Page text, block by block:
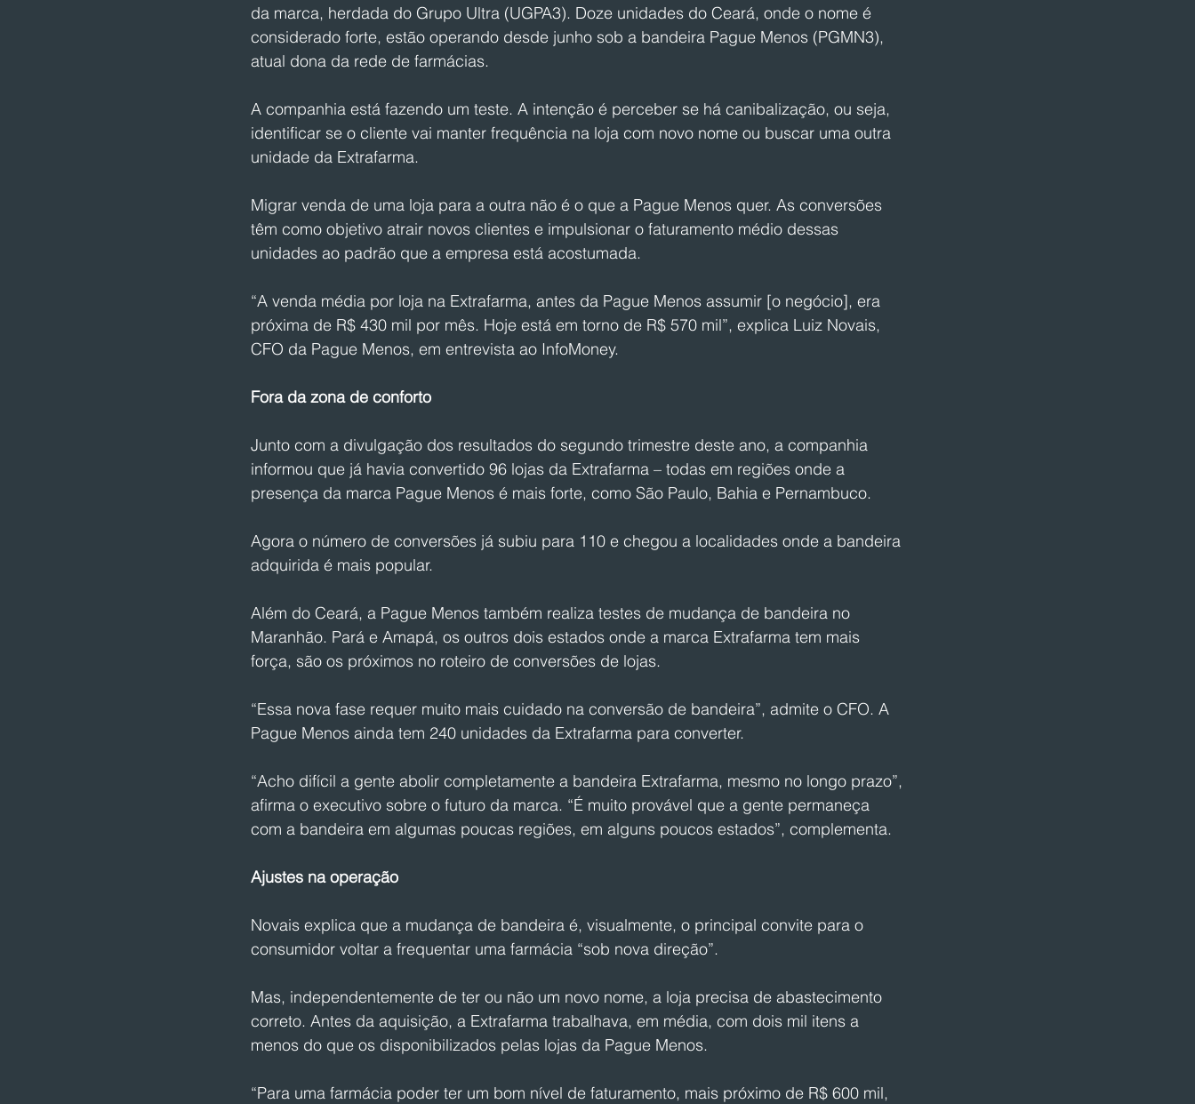
da marca, herdada do Grupo Ultra (UGPA3). Doze unidades do Ceará, onde o nome é
considerado forte, estão operando desde junho sob a bandeira Pague Menos (PGMN3),
atual dona da rede de farmácias.
A companhia está fazendo um teste. A intenção é perceber se há canibalização, ou seja,
identificar se o cliente vai manter frequência na loja com novo nome ou buscar uma outra
unidade da Extrafarma.
Migrar venda de uma loja para a outra não é o que a Pague Menos quer. As conversões
têm como objetivo atrair novos clientes e impulsionar o faturamento médio dessas
unidades ao padrão que a empresa está acostumada.
“A venda média por loja na Extrafarma, antes da Pague Menos assumir [o negócio], era
próxima de R$ 430 mil por mês. Hoje está em torno de R$ 570 mil”, explica Luiz Novais,
CFO da Pague Menos, em entrevista ao InfoMoney.
Fora da zona de conforto
Junto com a divulgação dos resultados do segundo trimestre deste ano, a companhia
informou que já havia convertido 96 lojas da Extrafarma – todas em regiões onde a
presença da marca Pague Menos é mais forte, como São Paulo, Bahia e Pernambuco.
Agora o número de conversões já subiu para 110 e chegou a localidades onde a bandeira
adquirida é mais popular.
Além do Ceará, a Pague Menos também realiza testes de mudança de bandeira no
Maranhão. Pará e Amapá, os outros dois estados onde a marca Extrafarma tem mais
força, são os próximos no roteiro de conversões de lojas.
“Essa nova fase requer muito mais cuidado na conversão de bandeira”, admite o CFO. A
Pague Menos ainda tem 240 unidades da Extrafarma para converter.
“Acho difícil a gente abolir completamente a bandeira Extrafarma, mesmo no longo prazo”,
afirma o executivo sobre o futuro da marca. “É muito provável que a gente permaneça
com a bandeira em algumas poucas regiões, em alguns poucos estados”, complementa.
Ajustes na operação
Novais explica que a mudança de bandeira é, visualmente, o principal convite para o
consumidor voltar a frequentar uma farmácia “sob nova direção”.
Mas, independentemente de ter ou não um novo nome, a loja precisa de abastecimento
correto. Antes da aquisição, a Extrafarma trabalhava, em média, com dois mil itens a
menos do que os disponibilizados pelas lojas da Pague Menos.
“Para uma farmácia poder ter um bom nível de faturamento, mais próximo de R$ 600 mil,